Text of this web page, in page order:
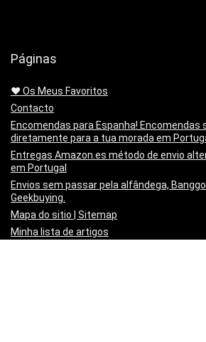
Páginas
❤️ Os Meus Favoritos
Contacto
Encomendas para Espanha! Encomendas
diretamente para a tua morada em
Entregas Amazon.es método de envio
em Portugal
Envios sem passar pela alfândega,
Geekbuying.
Mapa do sitio | Sitemap
Minha lista de artigos